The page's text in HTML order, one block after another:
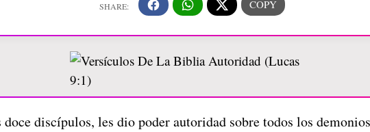
discípulos, les dio poder autoridad sobre todos los